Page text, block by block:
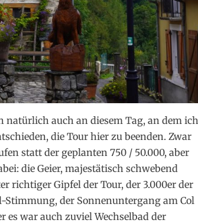
natürlich auch an diesem Tag, an dem ich
die Tour hier zu beenden. Zwar
statt der geplanten 750 / 50.000, aber
die Geier, majestätisch schwebend
richtiger Gipfel der Tour, der 3.000er der
der Sonnenuntergang am Col
es war auch zuviel Wechselbad der